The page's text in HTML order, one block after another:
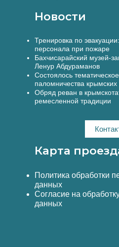
Новости
Тренировка по
персонала при пожаре
Бахчисарайский музей-
Ленур Абдураманов
Состоялось
паломничества
Обряд реван в
ремесленной традиции
Карта
Политика обработки
данных
Согласие на
данных